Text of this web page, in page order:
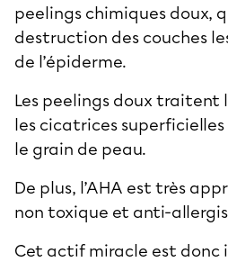
peelings chimiques doux,
destruction des couches
de l’épiderme.
Les peelings douxtraitent
les cicatrices superficielles
le grain de peau.
De plus, l’AHA est très
non toxique et anti-
Cet actif miracle est donc